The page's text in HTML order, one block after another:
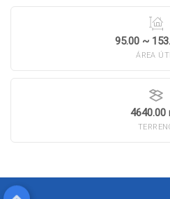
95.00 ~
ÁREA
4640.00